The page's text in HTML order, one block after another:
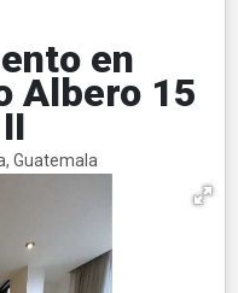
en
Albero 15
Guatemala